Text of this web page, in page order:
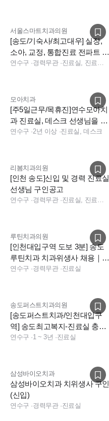
서울스마트치과의원
[송도/기숙사/최고대우] 실장,
소아, 교정, 통합진료 전파트 충
원합니다.
연수구 ·경력무관· 진료실, 진료팀장, 보험청구, 상담, 실장, 총괄실장, 진료실, 상담, 실장, 보험청구, 수술실, 데스크, 상담, 전화응대(CS), 보험청구, 실장
모아치과
[주5일근무/목휴진]연수모아치
과 진료실, 데스크 선생님을 모
십니다.(병원 분위기 좋아요~)
연수구 ·2년 이상 ·진료실, 데스크
리봄치과의원
[인천 송도]신입 및 경력 진료실
선생님 구인공고
연수구 ·경력무관· 진료실, 진료실, 수술실
루틴치과의원
[인천대입구역 도보 3분] 송도
루틴치과 치과위생사 채용｜평
일 주1회 오프·야간 주1회
연수구 ·경력무관·진료실
송도퍼스트치과의원
[송도퍼스트치과/인천대입구
역] 송도최고복지-진료실 충원
(정직원)
연수구 ·1 ~ 3년 ·진료실
삼성바이오치과
삼성바이오치과 치위생사 구인
(신입)
연수구 ·경력무관·진료실